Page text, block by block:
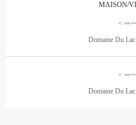
MAISON/
Domaine Du
Domaine Du